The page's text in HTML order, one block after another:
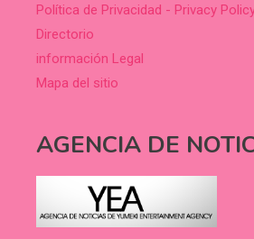
Política de Privacidad - Privacy
Directorio
información Legal
Mapa del sitio
AGENCIA DE